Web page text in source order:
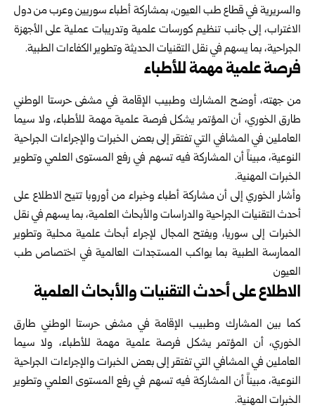
والسريرية في قطاع طب العيون، بمشاركة أطباء سوريين وعرب من دول
الاغتراب، إلى جانب تنظيم كورسات علمية وتدريبات عملية على الأجهزة
الجراحية، بما يسهم في نقل التقنيات الحديثة وتطوير الكفاءات الطبية.
فرصة علمية مهمة للأطباء
من جهته، أوضح المشارك وطبيب الإقامة في مشفى حرستا الوطني
طارق الخوري، أن المؤتمر يشكل فرصة علمية مهمة للأطباء، ولا سيما
العاملين في المشافي التي تفتقر إلى بعض الخبرات والإجراءات الجراحية
النوعية، مبيناً أن المشاركة فيه تسهم في رفع المستوى العلمي وتطوير
الخبرات المهنية.
وأشار الخوري إلى أن مشاركة أطباء وخبراء من أوروبا تتيح الاطلاع على
أحدث التقنيات الجراحية والدراسات والأبحاث العلمية، بما يسهم في نقل
الخبرات إلى سوريا، ويفتح المجال لإجراء أبحاث علمية محلية وتطوير
الممارسة الطبية بما يواكب المستجدات العالمية في اختصاص طب
العيون
الاطلاع على أحدث التقنيات والأبحاث العلمية
كما بين المشارك وطبيب الإقامة في مشفى حرستا الوطني طارق
الخوري، أن المؤتمر يشكل فرصة علمية مهمة للأطباء، ولا سيما
العاملين في المشافي التي تفتقر إلى بعض الخبرات والإجراءات الجراحية
النوعية، مبيناً أن المشاركة فيه تسهم في رفع المستوى العلمي وتطوير
الخبرات المهنية.